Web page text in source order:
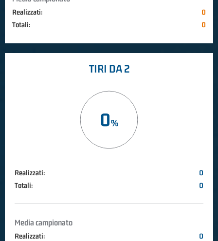
Realizzati:
0
Totali:
0
TIRI DA 2
0
Realizzati:
0
Totali:
0
Media campionato
Realizzati:
0